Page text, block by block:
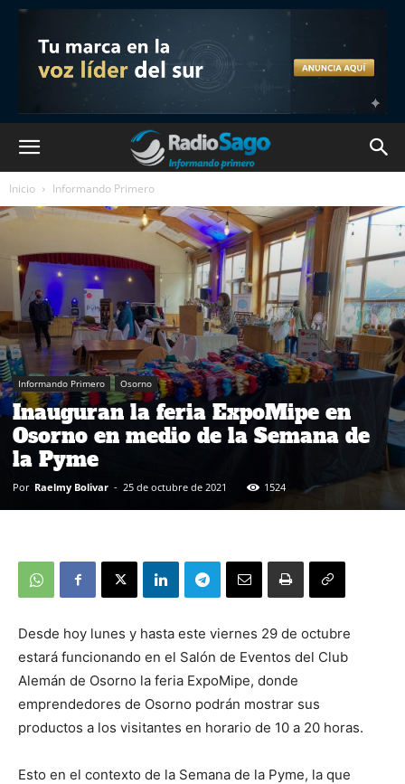
Inicio Informando Primero
Informando Primero Osorno
Inauguran la feria ExpoMipe en
Osorno en medio de la Semana de
la Pyme
Por Raelmy Bolivar - 25 de octubre de 2021 1524
Desde hoy lunes y hasta este viernes 29 de octubre
estará funcionando en el Salón de Eventos del Club
Alemán de Osorno la feria ExpoMipe, donde
emprendedores de Osorno podrán mostrar sus
productos a los visitantes en horario de 10 a 20 horas.
Esto en el contexto de la Semana de la Pyme, la que